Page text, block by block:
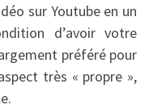
sur Youtube en un
d’avoir votre
préféré pour
très « propre »,